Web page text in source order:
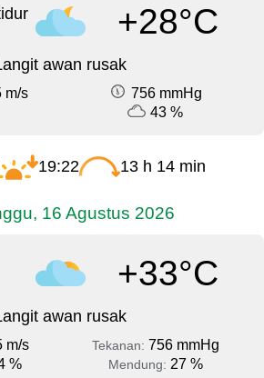
+28°C
awan rusak
m/s
756 mmHg
43 %
19:22 13 h 14 min
16 Agustus 2026
+33°C
awan rusak
m/s Tekanan: 756 mmHg
% Mendung: 27 %